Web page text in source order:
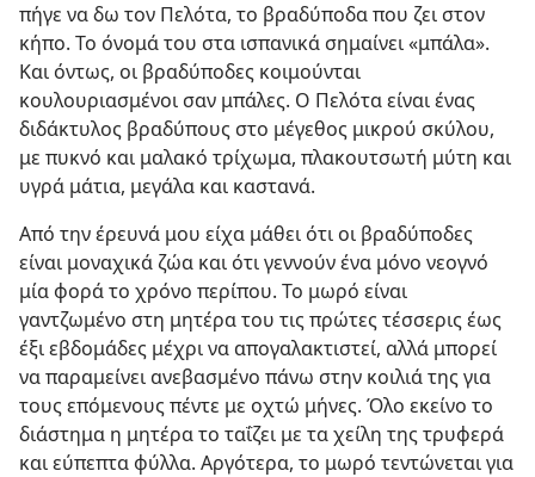
πήγε να δω τον Πελότα, το βραδύποδα που ζει στον
κήπο. Το όνομά του στα ισπανικά σημαίνει «μπάλα».
Και όντως, οι βραδύποδες κοιμούνται
κουλουριασμένοι σαν μπάλες. Ο Πελότα είναι ένας
διδάκτυλος βραδύπους στο μέγεθος μικρού σκύλου,
με πυκνό και μαλακό τρίχωμα, πλακουτσωτή μύτη και
υγρά μάτια, μεγάλα και καστανά.
Από την έρευνά μου είχα μάθει ότι οι βραδύποδες
είναι μοναχικά ζώα και ότι γεννούν ένα μόνο νεογνό
μία φορά το χρόνο περίπου. Το μωρό είναι
γαντζωμένο στη μητέρα του τις πρώτες τέσσερις έως
έξι εβδομάδες μέχρι να απογαλακτιστεί, αλλά μπορεί
να παραμείνει ανεβασμένο πάνω στην κοιλιά της για
τους επόμενους πέντε με οχτώ μήνες. Όλο εκείνο το
διάστημα η μητέρα το ταΐζει με τα χείλη της τρυφερά
και εύπεπτα φύλλα. Αργότερα, το μωρό τεντώνεται για